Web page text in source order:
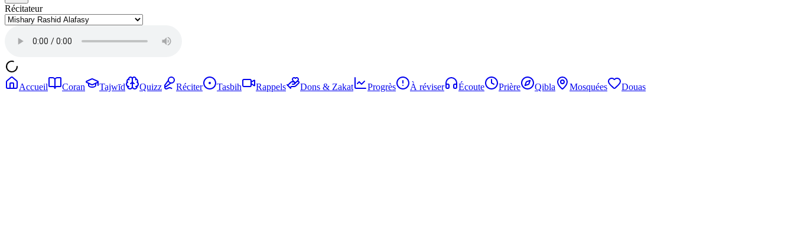
Récitateur
Accueil Coran Tajwīd Quizz Réciter Tasbih Rappels Dons & Zakat Progrès À réviser Écoute Prière Qibla Mosquées Douas